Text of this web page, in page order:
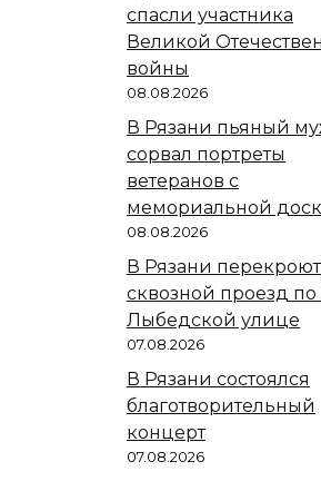
спасли участника
Великой
войны
08.08.2026
В Рязани пьяный
сорвал портреты
ветеранов с
мемориальной
08.08.2026
В Рязани перекроют
сквозной проезд
Лыбедской улице
07.08.2026
В Рязани состоялся
благотворительный
концерт
07.08.2026